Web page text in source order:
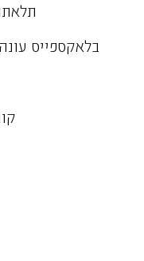
2023
2024 בלאקספייס עונה 2 בתפקיד ירין